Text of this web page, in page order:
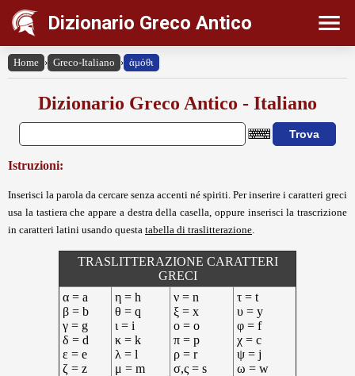
Dizionario Greco Antico
Home › Greco-Italiano › ἁμόθι
Dizionario Greco Antico - Italiano
Istruzioni:
Inserisci la parola da cercare senza accenti né spiriti. Per inserire i caratteri greci
usa la tastiera che appare a destra della casella, oppure inserisci la trascrizione
in caratteri latini usando questa tabella di traslitterazione
TRASLITTERAZIONE CARATTERI
GRECI
α = a
β = b
γ = g
δ = d
ε = e
ζ = z
η = h
θ = q
ι = i
κ = k
λ = l
μ = m
ν = n
ξ = x
ο = o
π = p
ρ = r
σ,ς = s
τ = t
υ = y
φ = f
χ = c
ψ = j
ω = w